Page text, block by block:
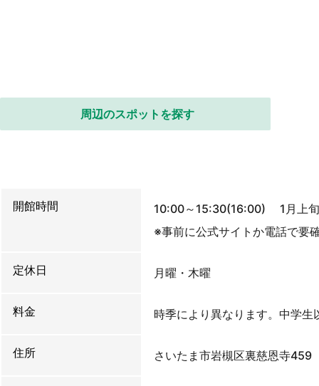
周辺のスポットを探す
開館時間
10:00～15:30(16:00) 1月上
※事前に公式サイトか電話で要
定休日 月曜・木曜
料金 時季により異なります。中学
住所 さいたま市岩槻区裏慈恩寺459